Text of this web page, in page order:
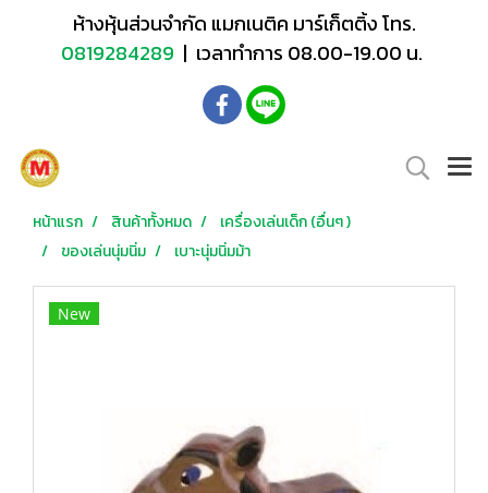
ห้างหุ้นส่วนจำกัด แมกเนติค มาร์เก็ตติ้ง โทร.
0819284289 | เวลาทำการ 08.00-19.00 น.
หน้าแรก สินค้าทั้งหมด
เครื่องเล่นเด็ก (อื่นๆ )
ของเล่นนุ่มนิ่ม
เบาะนุ่มนิ่มม้า
New